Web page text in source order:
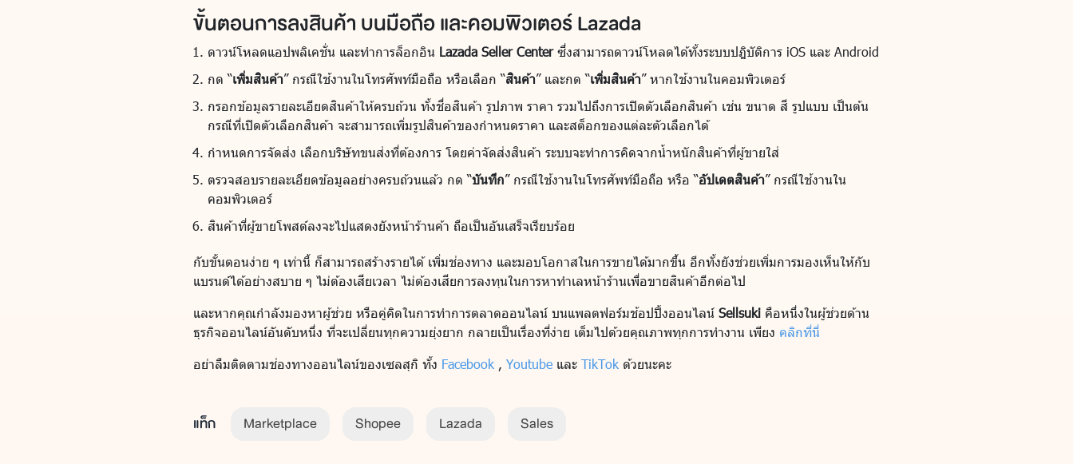
ขั้นตอนการลงสินค้า บนมือถือ และคอมพิวเตอร์ Lazada
ดาวน์โหลดแอปพลิเคชั่น และทำการล็อกอิน Lazada Seller Centerซึ่งสามารถดาวน์โหลดได้ทั้งระบบปฎิบัติการ iOS และ Android
กด “เพิ่มสินค้า” กรณีใช้งานในโทรศัพท์มือถือ หรือเลือก “สินค้า” และกด “เพิ่มสินค้า” หากใช้งานในคอมพิวเตอร์
กรอกข้อมูลรายละเอียดสินค้าให้ครบถ้วน ทั้งชื่อสินค้า รูปภาพ ราคา รวมไปถึงการเปิดตัวเลือกสินค้า เช่น ขนาด สี รูปแบบ เป็นต้น
กรณีที่เปิดตัวเลือกสินค้า จะสามารถเพิ่มรูปสินค้าของกำหนดราคา และสต็อกของแต่ละตัวเลือกได้
กำหนดการจัดส่ง เลือกบริษัทขนส่งที่ต้องการ โดยค่าจัดส่งสินค้า ระบบจะทำการคิดจากน้ำหนักสินค้าที่ผู้ขายใส่
ตรวจสอบรายละเอียดข้อมูลอย่างครบถ้วนแล้ว กด “บันทึก” กรณีใช้งานในโทรศัพท์มือถือ หรือ “อัปเดตสินค้า” กรณีใช้งานใน
คอมพิวเตอร์
สินค้าที่ผู้ขายโพสต์ลงจะไปแสดงยังหน้าร้านค้า ถือเป็นอันเสร็จเรียบร้อย
กับขั้นตอนง่าย ๆ เท่านี้ ก็สามารถสร้างรายได้ เพิ่มช่องทาง และมอบโอกาสในการขายได้มากขึ้น อีกทั้งยังช่วยเพิ่มการมองเห็นให้กับ
แบรนด์ได้อย่างสบาย ๆ ไม่ต้องเสียเวลา ไม่ต้องเสียการลงทุนในการหาทำเลหน้าร้านเพื่อขายสินค้าอีกต่อไป
และหากคุณกำลังมองหาผู้ช่วย หรือคู่คิดในการทำการตลาดออนไลน์ บนแพลตฟอร์มช้อปปิ้งออนไลน์ Sellsuki คือหนึ่งในผู้ช่วยด้าน
ธุรกิจออนไลน์อันดับหนึ่ง ที่จะเปลี่ยนทุกความยุ่งยาก กลายเป็นเรื่องที่ง่าย เต็มไปด้วยคุณภาพทุกการทำงาน เพียง คลิกที่นี่
อย่าลืมติดตามช่องทางออนไลน์ของเซลสุกิ ทั้ง Facebook , Youtube และ TikTok ด้วยนะคะ
แท็ก Marketplace Shopee Lazada Sales